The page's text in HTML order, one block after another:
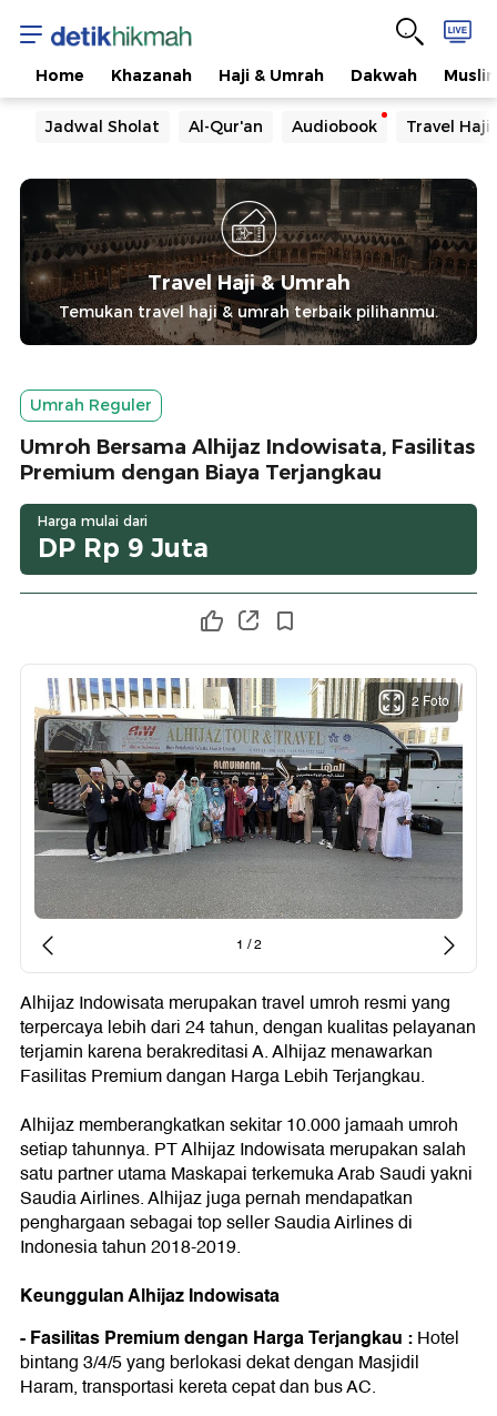
Home Khazanah Haji & Umrah Dakwah
Jadwal Sholat Al-Qur'an Audiobook Travel Haji
Travel Haji & Umrah
Temukan travel haji & umrah terbaik pilihanmu.
Umrah Reguler
Umroh Bersama Alhijaz Indowisata, Fasilitas
Premium dengan Biaya Terjangkau
Harga mulai dari
DP Rp 9 Juta
2 Foto
1 / 2
Alhijaz Indowisata merupakan travel umroh resmi yang
terpercaya lebih dari 24 tahun, dengan kualitas pelayanan
terjamin karena berakreditasi A. Alhijaz menawarkan
Fasilitas Premium dangan Harga Lebih Terjangkau.
Alhijaz memberangkatkan sekitar 10.000 jamaah umroh
setiap tahunnya. PT Alhijaz Indowisata merupakan salah
satu partner utama Maskapai terkemuka Arab Saudi yakni
Saudia Airlines. Alhijaz juga pernah mendapatkan
penghargaan sebagai top seller Saudia Airlines di
Indonesia tahun 2018-2019.
Keunggulan Alhijaz Indowisata
- Fasilitas Premium dengan Harga Terjangkau :Hotel
bintang 3/4/5 yang berlokasi dekat dengan Masjidil
Haram, transportasi kereta cepat dan bus AC.